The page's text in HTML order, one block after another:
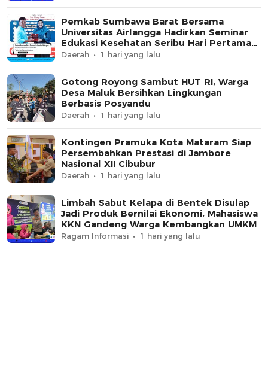
Pemkab Sumbawa Barat Bersama
Universitas Airlangga Hadirkan Seminar
Edukasi Kesehatan Seribu Hari Pertama
Kehidupan
Daerah 1 hari yang lalu
Gotong Royong Sambut HUT RI, Warga
Desa Maluk Bersihkan Lingkungan
Berbasis Posyandu
Daerah 1 hari yang lalu
Kontingen Pramuka Kota Mataram Siap
Persembahkan Prestasi di Jambore
Nasional XII Cibubur
Daerah 1 hari yang lalu
Limbah Sabut Kelapa di Bentek Disulap
Jadi Produk Bernilai Ekonomi, Mahasiswa
KKN Gandeng Warga Kembangkan UMKM
Ragam Informasi 1 hari yang lalu